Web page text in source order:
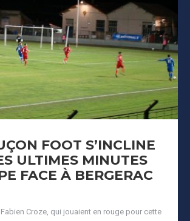
FOOT S’INCLINE
ULTIMES MINUTES
FACE À BERGERAC
Croze, qui jouaient en rouge pour cette